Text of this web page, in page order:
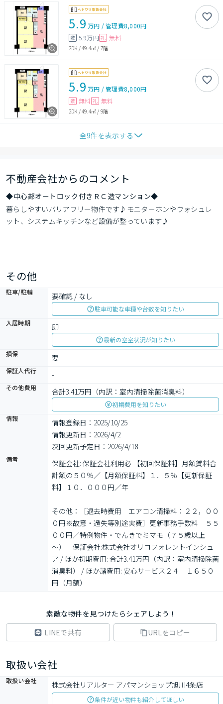
5.9 万円 /管理費8,000円
敷 5.9万円 礼 無料
2DK /49.4㎡ / 7階
5.9 万円 /管理費8,000円
敷 無料 礼 無料
2DK /49.4㎡ / 9階
全9件を表示する
不動産会社からのコメント
◆中心部オートロック付きＲＣ造マンション◆
暮らしやすいバリアフリー物件です♪モニターホンやウォシュレ
ット、システムキッチンなど設備が整っています♪
その他
駐車/駐輪 要確認 / なし
駐車可能な車種や台数を知りたい
入居時期
即
最新の空室状況が知りたい
損保
要
保証人代行 -
その他費用 合計3.41万円（内訳：室内清掃除菌消臭料）
初期費用を知りたい
情報
情報登録日：2025/10/25
情報更新日：2026/4/2
次回更新予定日：2026/4/18
備考
保証会社: 保証会社利用必 【初回保証料】月額賃料合
計額の５０％／【月額保証料】１．５％【更新保証
料】１０．０００円／年
その他：［退去時費用　エアコン清掃料：２２，００
０円※故意・過失等別途実費］更新事務手数料　５５
００円／特例物件・でんきでミマモ（７５歳以上
～）　保証会社:株式会社オリコフォレントインシュ
ア / ほか初期費用: 合計3.41万円（内訳：室内清掃除菌
消臭料） / ほか諸費用: 安心サービス２４　１６５０
円（月額）
素敵な物件を見つけたらシェアしよう！
LINEで共有
URLをコピー
取扱い会社
取扱い会社 株式会社リアルター アパマンショップ旭川4条店
条件が近い物件も紹介してほしい